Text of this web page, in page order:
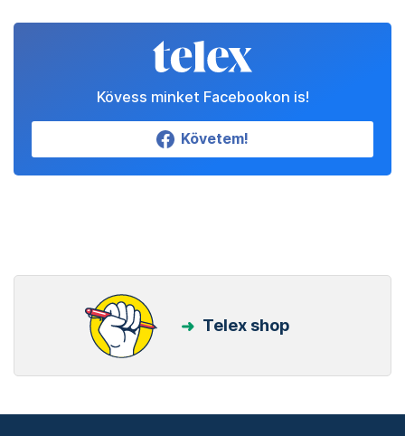
Kövess minket Facebookon is!
Követem!
Telex shop